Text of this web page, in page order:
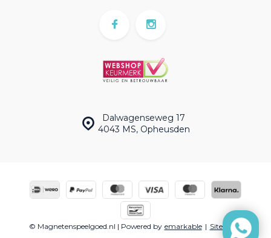
Dalwagenseweg 17
4043 MS, Opheusden
© Magnetenspeelgoed.nl | Powered by emarkable | Sitemap